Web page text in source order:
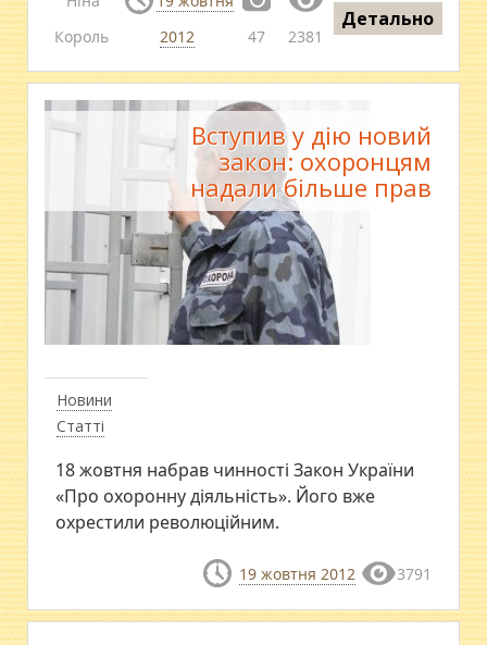
Король
2012
47 2381
Детально
Новини
Статті
Вступив у дію новий
закон: охоронцям
надали більше прав
18 жовтня набрав чинності Закон України
«Про охоронну діяльність». Його вже
охрестили революційним.
19 жовтня 2012 3791